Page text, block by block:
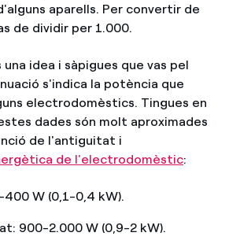
aparells. Per convertir de
de dividir per 1.000.
idea i sàpigues que vas pel
s'indica la potència que
electrodomèstics. Tingues en
dades són molt aproximades
de l'antiguitat i
de l'electrodomèstic:
W (0,1-0,4 kW).
900-2.000 W (0,9-2 kW).